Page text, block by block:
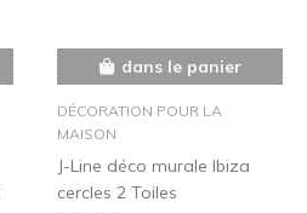
dans le panier
DÉCORATION POUR LA
MAISON
J-Line déco murale Ibiza
cercles 2 Toiles